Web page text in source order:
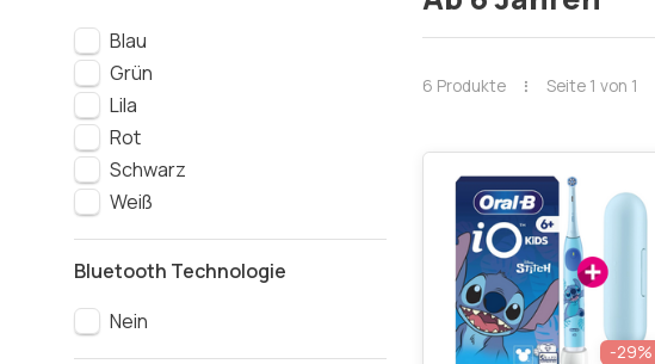
Blau
Grün
Lila
Rot
Schwarz
Weiß
Bluetooth Technologie
Nein
6 Produkte Seite 1 von 1
-29%